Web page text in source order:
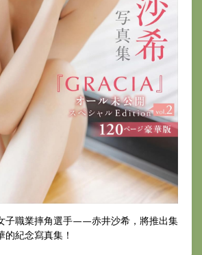
子職業摔角選手——赤井沙希，將推出集
的紀念寫真集！